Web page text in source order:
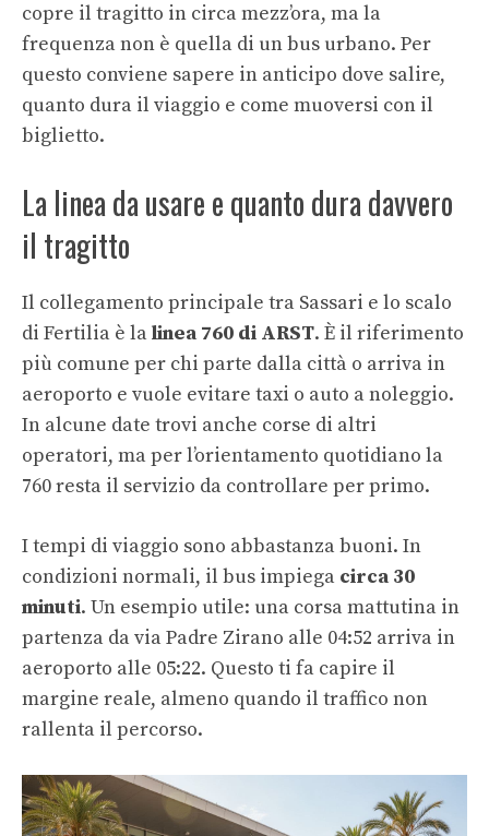
copre il tragitto in circa mezz’ora, ma la
frequenza non è quella di un bus urbano. Per
questo conviene sapere in anticipo dove salire,
quanto dura il viaggio e come muoversi con il
biglietto.
La linea da usare e quanto dura davvero
il tragitto
Il collegamento principale tra Sassari e lo scalo
di Fertilia è lalinea 760 di ARST. È il riferimento
più comune per chi parte dalla città o arriva in
aeroporto e vuole evitare taxi o auto a noleggio.
In alcune date trovi anche corse di altri
operatori, ma per l’orientamento quotidiano la
760 resta il servizio da controllare per primo.
I tempi di viaggio sono abbastanza buoni. In
condizioni normali, il bus impiega circa 30
minuti. Un esempio utile: una corsa mattutina in
partenza da via Padre Zirano alle 04:52 arriva in
aeroporto alle 05:22. Questo ti fa capire il
margine reale, almeno quando il traffico non
rallenta il percorso.